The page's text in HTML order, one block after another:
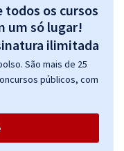
todos os cursos
um só lugar!
São mais de 25
públicos, com